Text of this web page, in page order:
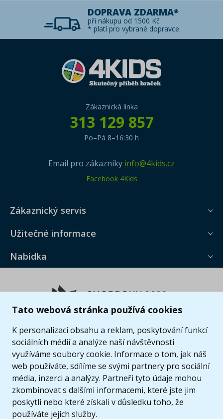
Tato webová stránka používá cookies
K personalizaci obsahu a reklam, poskytování funkcí
sociálních médií a analýze naší návštěvnosti
využíváme soubory cookie. Informace o tom, jak náš
web používáte, sdílíme se svými partnery pro sociální
média, inzerci a analýzy. Partneři tyto údaje mohou
zkombinovat s dalšími informacemi, které jste jim
poskytli nebo které získali v důsledku toho, že
používáte jejich služby.
DOPRAVA ZDARMA*
při nákupu od 1500 Kč
* platí pro vybrané dopravce
Zákaznická linka
313 129 857
Po–Pá 8–16:30 h
Email pro zákazníky info@4kids.cz
Facebook 4Kids
Zákaznický servis
Užitečné informace
Nabídka